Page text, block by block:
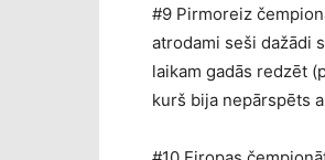
#9 Pirmoreiz
atrodami seši dažādi
laikam gadās redzēt
kurš bija nepārspēts